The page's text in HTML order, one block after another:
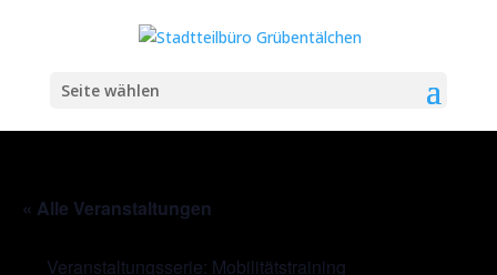
Seite wählen
« Alle Veranstaltungen
Veranstaltungsserie: Mobilitätstraining